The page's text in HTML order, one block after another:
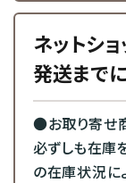
ネットシ
発送まで
●お取り寄せ
必ずしも在庫
の在庫状況に